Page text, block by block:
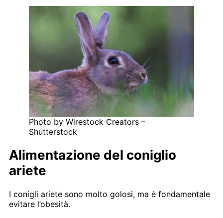
Photo by Wirestock Creators –
Shutterstock
Alimentazione del coniglio
ariete
I conigli ariete sono molto golosi, ma è fondamentale
evitare l’obesità.